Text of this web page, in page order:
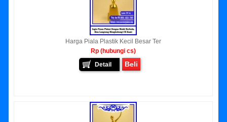
Harga Piala Plastik Kecil Besar Ter
Rp (hubungi cs)
Detail
Beli